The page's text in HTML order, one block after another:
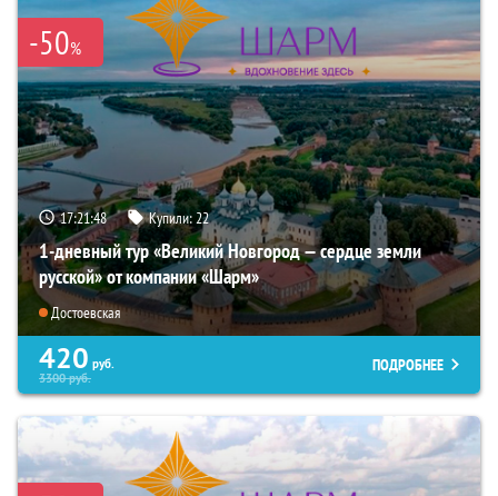
-50%
17:21:46 Купили:22
1-дневный тур «Великий Новгород — сердце земли
русской» от компании «Шарм»
Достоевская
420 руб.
3300руб.
ПОДРОБНЕЕ